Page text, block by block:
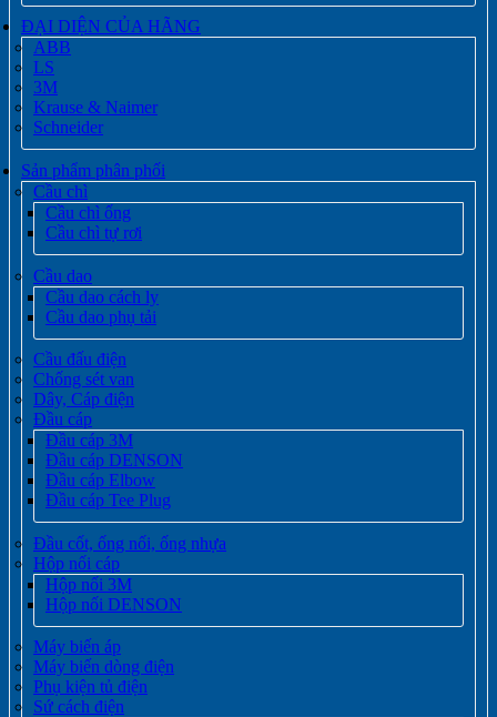
ĐẠI DIỆN CỦA HÃNG
ABB
LS
3M
Krause & Naimer
Schneider
Sản phẩm phân phối
Cầu chì
Cầu chì ống
Cầu chì tự rơi
Cầu dao
Cầu dao cách ly
Cầu dao phụ tải
Cầu đấu điện
Chống sét van
Dây, Cáp điện
Đầu cáp
Đầu cáp 3M
Đầu cáp DENSON
Đầu cáp Elbow
Đầu cáp Tee Plug
Đầu cốt, ống nối, ống nhựa
Hộp nối cáp
Hộp nối 3M
Hộp nối DENSON
Máy biến áp
Máy biến dòng điện
Phụ kiện tủ điện
Sứ cách điện